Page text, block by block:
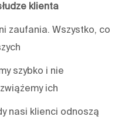
klienta
zaufania. Wszystko, co
szybko i nie
ich
nasi klienci odnoszą